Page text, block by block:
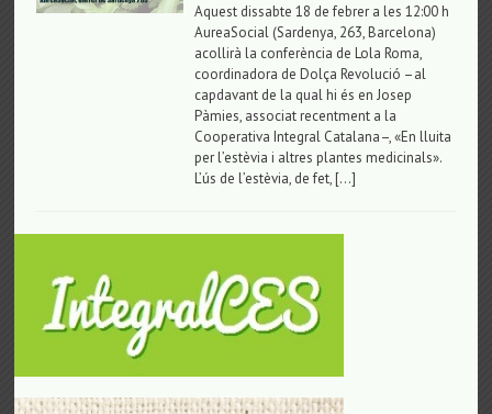
Aquest dissabte 18 de febrer a les 12:00 h
AureaSocial (Sardenya, 263, Barcelona)
acollirà la conferència de Lola Roma,
coordinadora de Dolça Revolució –al
capdavant de la qual hi és en Josep
Pàmies, associat recentment a la
Cooperativa Integral Catalana–, «En lluita
per l’estèvia i altres plantes medicinals».
L’ús de l’estèvia, de fet, […]